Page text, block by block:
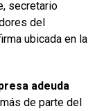
secretario
del
ubicada en la
adeuda
de parte del